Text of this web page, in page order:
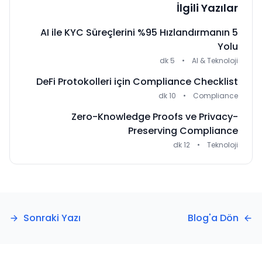
İlgili Yazılar
AI ile KYC Süreçlerini %95 Hızlandırmanın 5
Yolu
AI & Teknoloji
•
5 dk
DeFi Protokolleri için Compliance Checklist
Compliance
•
10 dk
Zero-Knowledge Proofs ve Privacy-
Preserving Compliance
Teknoloji
•
12 dk
Blog'a Dön
Sonraki Yazı